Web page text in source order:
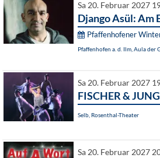
Sa 20. Februar 2027
Django Asül: Am
Pfaffenhofener
Pfaffenhofen a. d. Ilm, Aula
Sa 20. Februar 2027
FISCHER &
Selb, Rosenthal-Theater
Sa 20. Februar 2027